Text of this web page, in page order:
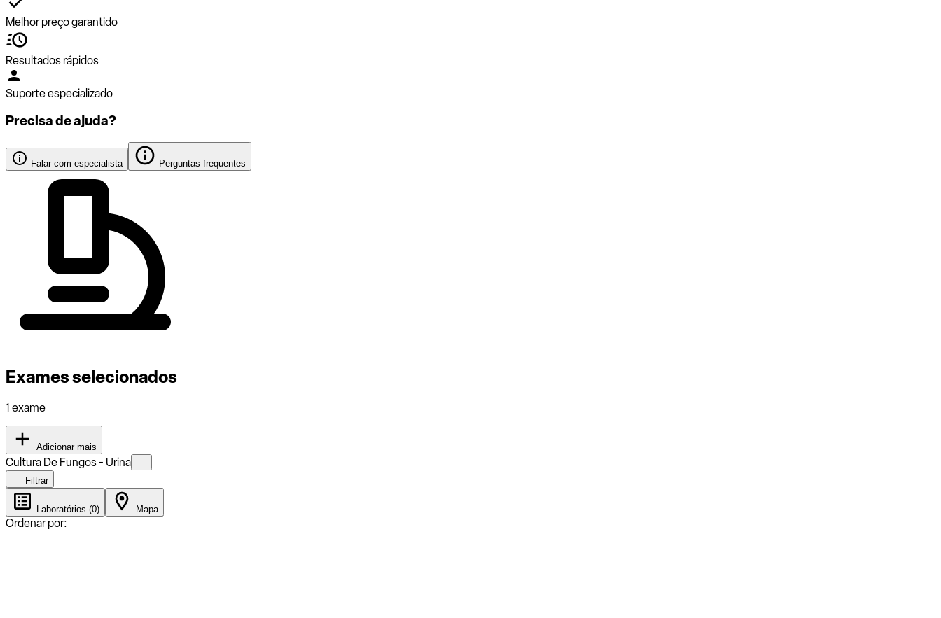
Melhor preço garantido
Resultados rápidos
Suporte especializado
Precisa de ajuda?
Falar com especialista Perguntas frequentes
Exames selecionados
1 exame
Adicionar mais
Cultura De Fungos - Urina
Filtrar
Laboratórios (0) Mapa
Ordenar por: